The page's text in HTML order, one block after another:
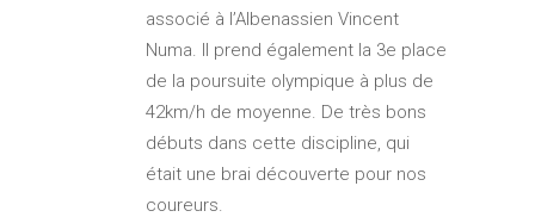
associé à l’Albenassien Vincent
Numa. Il prend également la 3e place
de la poursuite olympique à plus de
42km/h de moyenne. De très bons
débuts dans cette discipline, qui
était une brai découverte pour nos
coureurs.